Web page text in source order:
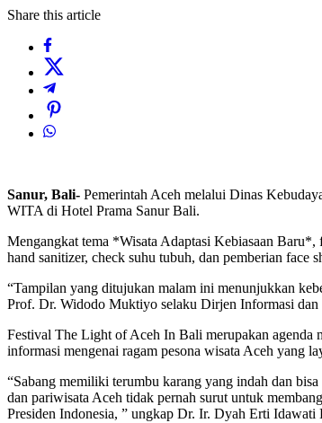
Share this article
Sanur, Bali- Pemerintah Aceh melalui Dinas
WITA di Hotel Prama Sanur Bali.
Mengangkat tema *Wisata Adaptasi Kebiasaan
hand sanitizer, check suhu tubuh, dan pemberian face
“Tampilan yang ditujukan malam ini menunjukkan
Prof. Dr. Widodo Muktiyo selaku Dirjen Informasi
Festival The Light of Aceh In Bali merupakan agenda
informasi mengenai ragam pesona wisata Aceh yang
“Sabang memiliki terumbu karang yang indah dan
dan pariwisata Aceh tidak pernah surut untuk
Presiden Indonesia, ” ungkap Dr. Ir. Dyah Erti Idawati